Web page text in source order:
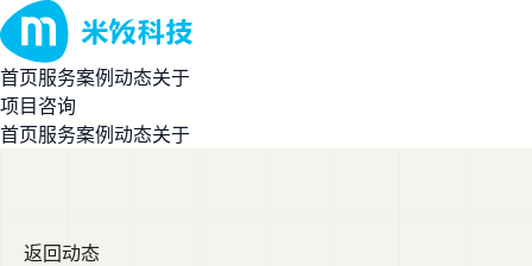
首页服务案例动态关于
项目咨询
首页服务案例动态关于
返回动态